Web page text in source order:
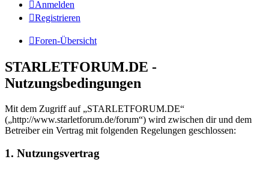
Anmelden
Registrieren
Foren-Übersicht
STARLETFORUM.DE -
Nutzungsbedingungen
Mit dem Zugriff auf „STARLETFORUM.DE“
(„http://www.starletforum.de/forum“) wird zwischen dir und dem
Betreiber ein Vertrag mit folgenden Regelungen geschlossen:
1. Nutzungsvertrag